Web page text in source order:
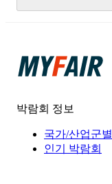
박람회 정보
국가/산업군별
인기 박람회